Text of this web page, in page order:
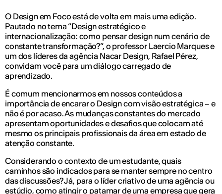
O Design em Foco está de volta em mais uma edição.
Pautado no tema “Design estratégico e
internacionalização: como pensar design num cenário de
constante transformação?”, o professor Laercio Marques e
um dos líderes da agência Nacar Design, Rafael Pérez,
convidam você para um diálogo carregado de
aprendizado.
É comum mencionarmos em nossos conteúdos a
importância de encarar o Design com visão estratégica – e
não é por acaso. As mudanças constantes do mercado
apresentam oportunidades e desafios que colocam até
mesmo os principais profissionais da área em estado de
atenção constante.
Considerando o contexto de um estudante, quais
caminhos são indicados para se manter sempre no centro
das discussões? Já, para o líder criativo de uma agência ou
estúdio, como atingir o patamar de uma empresa que gera